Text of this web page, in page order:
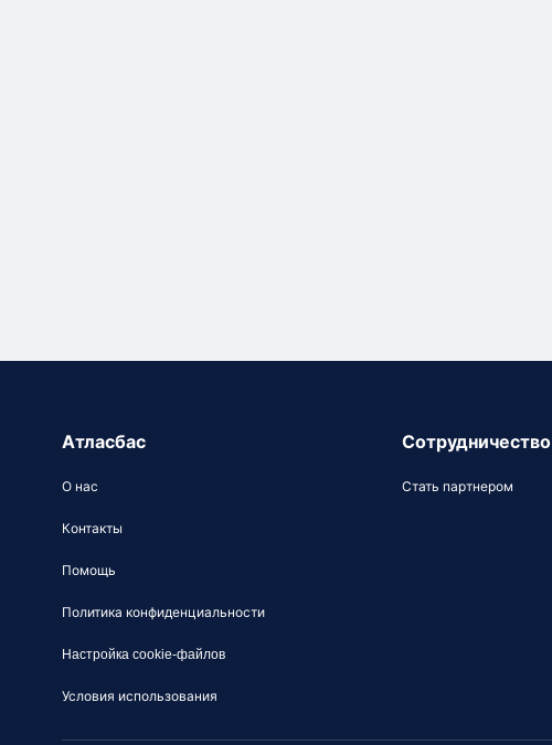
Атласбас
О нас
Контакты
Помощь
Политика конфиденциальности
Настройка cookie-файлов
Условия использования
Сотрудничество
Стать партнером